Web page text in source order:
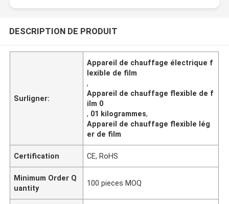
DESCRIPTION DE PRODUIT
Surligner:
Appareil de chauffage électrique f
lexible de film
,
Appareil de chauffage flexible de f
ilm 0
, 01 kilogrammes,
Appareil de chauffage flexible lég
er de film
Certification CE, RoHS
Minimum Order Q
uantity
100 pieces MOQ